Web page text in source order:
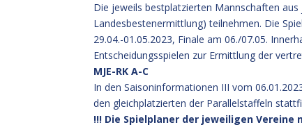
Die jeweils bestplatzierten Mannschaften
Landesbestenermittlung) teilnehmen. Die
29.04.-01.05.2023, Finale am 06./07.05.
Entscheidungsspielen zur Ermittlung der
MJE-RK A-C
In den Saisoninformationen III vom
den gleichplatzierten der Parallelstaffeln
!!! Die Spielplaner der jeweiligen